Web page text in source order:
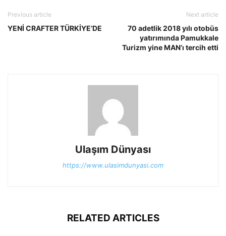
Previous article
YENİ CRAFTER TÜRKİYE’DE
Next article
70 adetlik 2018 yılı otobüs
yatırımında Pamukkale
Turizm yine MAN’ı tercih etti
Ulaşım Dünyası
https://www.ulasimdunyasi.com
RELATED ARTICLES